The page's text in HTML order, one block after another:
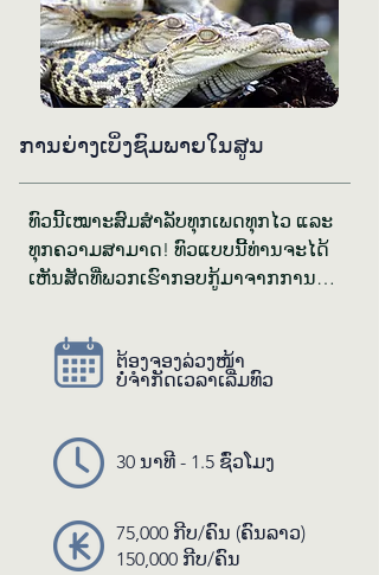
ການ​ຍ່າງ​ເບິ່ງ​ຊົມ​ພາຍ​ໃນ​ສູນ
ທົວ​ນີ້ເໝາະ​ສົມ​ສຳ​ລັບ​ທຸກ​ເພດ​ທຸກ​ໄວ ແລະ
ທຸກຄວາມ​ສາ​ມາດ! ທົວ​ແບບນີ້​ທ່ານ​ຈະ​ໄດ້​
ເຫັນ​ສັດ​ທີ່​ພວກ​ເຮົາ​ກອບ​ກູ້​ມາ​ຈາກ​ການ​ຄ້າ​
ມັນ​ກຳ​ລັງ​ຈະ​ເລີນ​ເຕີບ​ໂຕ​ຢູ່​ໃນ​ຄອກ​ທຳ​ມະ​
ຊາດ​ທີ່​ສວຍ​ງາມ. ນອກ​ຈາກນີ້, ​ທ່ານ​ຍັງ​ຈະ​
ໄດ້​ຮ​ັບ​ຄວາມ​ເຂົ້າ​ໃຈ​ຢ່າງ​ຈະ​ແຈ້ງ ແລະ
ເພື່ອ​ການ​ອະ​ນຸ​ລັກ​ຂອງ LCTW ເຊິ່ງ​ມີ​ການ​
ປະ​ສົ​ມ​ພັນສັດ​ທີ່​ໃກ້​ຈະ​ສູນ​ພັນ​ຂັ້ນ​ຮຸນ​ແຮງ
ເສີມ​ສ້າງ​ປະ​ຊາ​ກອນ​ສັດ​ປ່າ​ໃນ​​ລາວ. ມັນ​
ເປັນ​ປະ​ສົບ​ການ​ທີ່​ເປັນ​ເອ​ກະ​ລັກ​ແທ້ໆ​ທີ່​
ຕ້ອງ​ຈອງ​ລ່ວງ​ໜ້າ
ບໍ່​ຈຳ​ກັດ​ເວ​ລາ​ເລີ່ມ​ທົວ
30 ນາ​ທີ - 1.5 ຊົ່ວ​ໂມງ
75,000 ກີບ/ຄົນ (ຄົນ​ລາວ)
150,000 ກີບ/ຄົນ